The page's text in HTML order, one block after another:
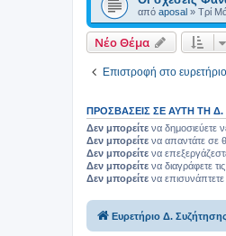
από aposal » Τρί
Νέο Θέμα
Επιστροφή στο ευρετήριο
ΠΡΟΣΒΆΣΕΙΣ ΣΕ ΑΥΤΉ ΤΗ
Δεν μπορείτε να δημοσιεύετε
Δεν μπορείτε να απαντάτε σε
Δεν μπορείτε να
Δεν μπορείτε να διαγράφετε
Δεν μπορείτε να
Ευρετήριο Δ. Συζήτησης